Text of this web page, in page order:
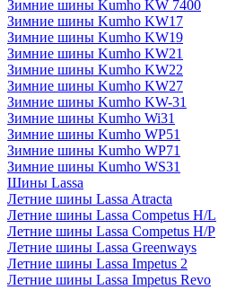
Зимние шины Kumho KW 7400
Зимние шины Kumho KW17
Зимние шины Kumho KW19
Зимние шины Kumho KW21
Зимние шины Kumho KW22
Зимние шины Kumho KW27
Зимние шины Kumho KW-31
Зимние шины Kumho Wi31
Зимние шины Kumho WP51
Зимние шины Kumho WP71
Зимние шины Kumho WS31
Шины Lassa
Летние шины Lassa Atracta
Летние шины Lassa Competus H/L
Летние шины Lassa Competus H/P
Летние шины Lassa Greenways
Летние шины Lassa Impetus 2
Летние шины Lassa Impetus Revo